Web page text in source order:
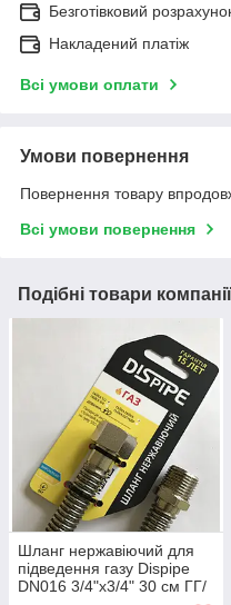
Безготівковий
Накладений платіж
Всі умови оплати
Умови повернення
Повернення товару
Всі умови повернення
Подібні товари компанії
Шланг нержавіючий для
підведення газу Dispipe
DN016 3/4"х3/4" 30 см ГГ/